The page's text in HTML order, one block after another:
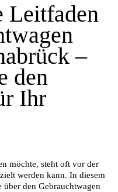
Leitfaden
–
den
Ihr
möchte, steht oft vor der
werden kann. In diesem
den Gebrauchtwagen